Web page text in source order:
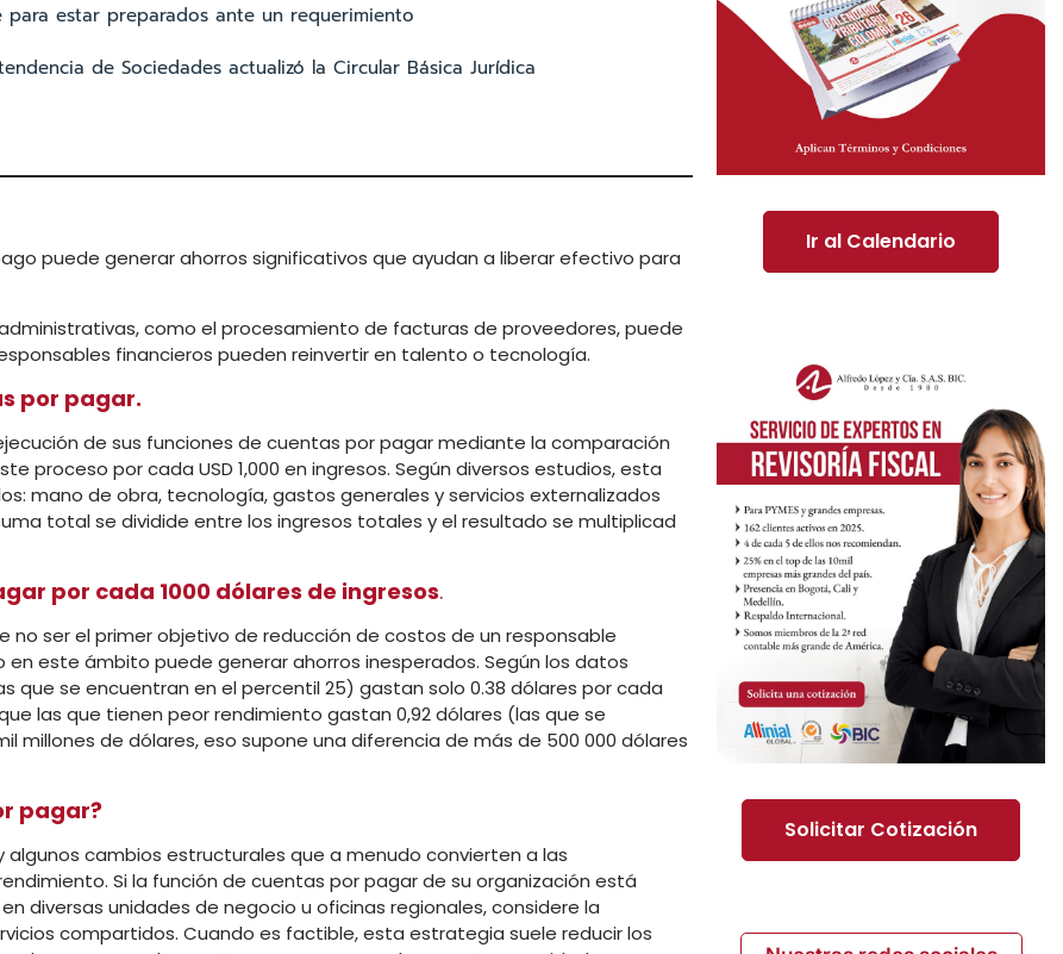
para estar preparados ante un requerimiento
de Sociedades actualizó la Circular Básica Jurídica
puede generar ahorros significativos que ayudan a liberar efectivo para
como el procesamiento de facturas de proveedores, puede
financieros pueden reinvertir en talento o tecnología.
por pagar.
de sus funciones de cuentas por pagar mediante la comparación
proceso por cada USD 1,000 en ingresos. Según diversos estudios, esta
mano de obra, tecnología, gastos generales y servicios externalizados
total se dividide entre los ingresos totales y el resultado se multiplicad
por cada 1000 dólares de ingresos.
ser el primer objetivo de reducción de costos de un responsable
este ámbito puede generar ahorros inesperados. Según los datos
que se encuentran en el percentil 25) gastan solo 0.38 dólares por cada
las que tienen peor rendimiento gastan 0,92 dólares (las que se
millones de dólares, eso supone una diferencia de más de 500 000 dólares
pagar?
cambios estructurales que a menudo convierten a las
Si la función de cuentas por pagar de su organización está
diversas unidades de negocio u oficinas regionales, considere la
compartidos. Cuando es factible, esta estrategia suele reducir los
Ir al Calendario
Solicitar Cotización